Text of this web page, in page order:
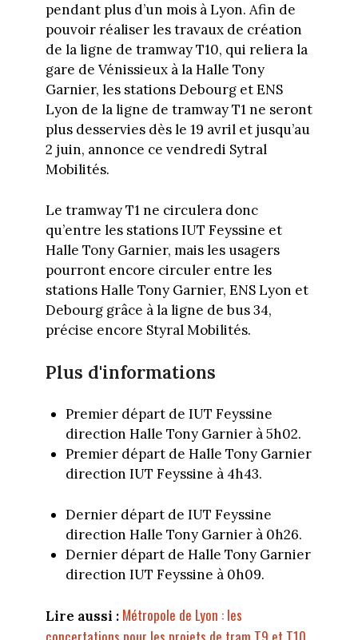
pendant plus d’un mois à Lyon. Afin de
pouvoir réaliser les travaux de création
de la ligne de tramway T10, qui reliera la
gare de Vénissieux à la Halle Tony
Garnier, les stations Debourg et ENS
Lyon de la ligne de tramway T1 ne seront
plus desservies dès le 19 avril et jusqu’au
2 juin, annonce ce vendredi Sytral
Mobilités.
Le tramway T1 ne circulera donc
qu’entre les stations IUT Feyssine et
Halle Tony Garnier, mais les usagers
pourront encore circuler entre les
stations Halle Tony Garnier, ENS Lyon et
Debourg grâce à la ligne de bus 34,
précise encore Styral Mobilités.
Plus d'informations
Premier départ de IUT Feyssine
direction Halle Tony Garnier à 5h02.
Premier départ de Halle Tony Garnier
direction IUT Feyssine à 4h43.
Dernier départ de IUT Feyssine
direction Halle Tony Garnier à 0h26.
Dernier départ de Halle Tony Garnier
direction IUT Feyssine à 0h09.
Lire aussi : Métropole de Lyon : les